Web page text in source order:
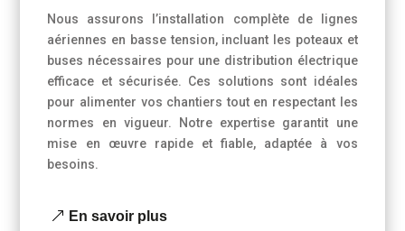
Nous assurons l’installation complète de lignes
aériennes en basse tension, incluant les poteaux et
buses nécessaires pour une distribution électrique
efficace et sécurisée. Ces solutions sont idéales
pour alimenter vos chantiers tout en respectant les
normes en vigueur. Notre expertise garantit une
mise en œuvre rapide et fiable, adaptée à vos
besoins.
En savoir plus